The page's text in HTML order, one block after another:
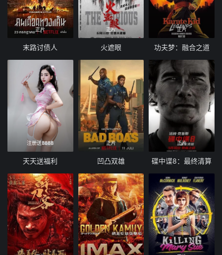
正片
末路讨债人
正片
火遮眼
正片
功夫梦：融合之道
注册送8888
天天送福利
正片
凹凸双雄
正片
碟中谍8：最终清算